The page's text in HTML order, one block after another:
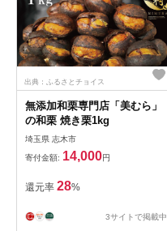
出典：ふるさとチョイス
無添加和栗専門店「美むら」
の和栗 焼き栗1kg
埼玉県 志木市
寄付金額: 14,000円
還元率 28%
3サイトで掲載中